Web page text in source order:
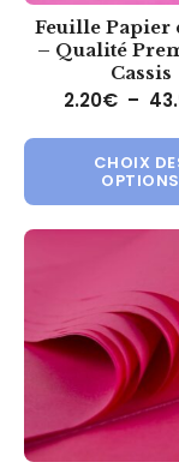
Feuille Papier
– Qualité
Cassis
2.20€ –
CHOIX
OPTIONS